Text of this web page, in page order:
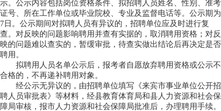
示。公示内容包括岗位资格条件、拟招聘人员姓名、性别、准考
证号、所在工作单位或毕业院校、专业及监督电话等。公示期为
7日。公示期间对拟聘人员有异议的，招聘单位应及时进行复
查。对反映的问题影响聘用并查有实据的，取消聘用资格；对反
映的问题难以查实的，暂缓审批，待查实做出结论后再决定是否
聘用。
拟聘用人员名单公示后，报考者自愿放弃聘用资格或公示不
合格的，不再递补聘用对象。
经公示无异议的，由招聘单位填写《来宾市事业单位公开招
聘人员审批表》等材料，经县教育体育局和县人力资源和社会保
障局审核，报市人力资源和社会保障局批准后，办理聘用手续。